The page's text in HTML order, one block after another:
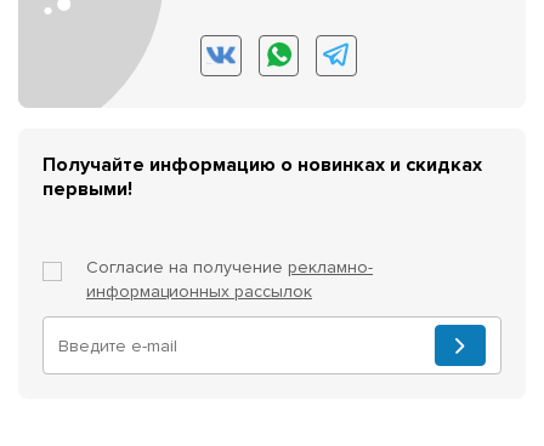
Получайте информацию о новинках и скидках
первыми!
Согласие на получение рекламно-
информационных рассылок